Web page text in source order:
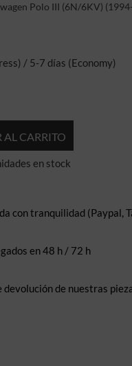
Polo III (6N/6KV)
/ 5-7 días (Economy)
CARRITO
en stock
con tranquilidad (Paypal,
en 48 h / 72 h
devolución de nuestras